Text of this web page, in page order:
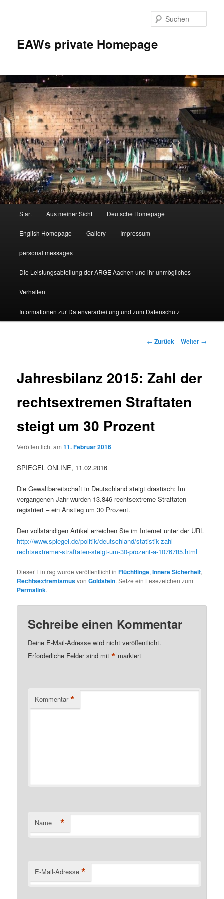
EAWs private Homepage
Start Aus meiner Sicht Deutsche Homepage
English Homepage Gallery Impressum
personal messages
Die Leistungsabteilung der ARGE Aachen und ihr unmögliches
Verhalten
Informationen zur Datenverarbeitung und zum Datenschutz
Beitragsnavigation
← Zurück Weiter →
Jahresbilanz 2015: Zahl der
rechtsextremen Straftaten
steigt um 30 Prozent
Veröffentlicht am11. Februar 2016
SPIEGEL ONLINE, 11.02.2016
Die Gewaltbereitschaft in Deutschland steigt drastisch: Im
vergangenen Jahr wurden 13.846 rechtsextreme Straftaten
registriert – ein Anstieg um 30 Prozent.
Den vollständigen Artikel erreichen Sie im Internet unter der URL
http://www.spiegel.de/politik/deutschland/statistik-zahl-
rechtsextremer-straftaten-steigt-um-30-prozent-a-1076785.html
Dieser Eintrag wurde veröffentlicht inFlüchtlinge,Innere Sicherheit,
RechtsextremismusvonGoldstein. Setze ein Lesezeichen zum
Permalink.
Schreibe einen Kommentar
Deine E-Mail-Adresse wird nicht veröffentlicht.
Erforderliche Felder sind mit* markiert
Kommentar *
Name *
E-Mail-Adresse *